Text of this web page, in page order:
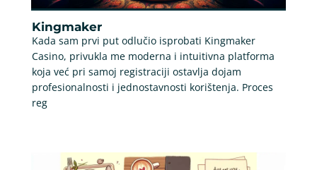
Kingmaker
Kada sam prvi put odlučio isprobati Kingmaker
Casino, privukla me moderna i intuitivna platforma
koja već pri samoj registraciji ostavlja dojam
profesionalnosti i jednostavnosti korištenja. Proces
reg